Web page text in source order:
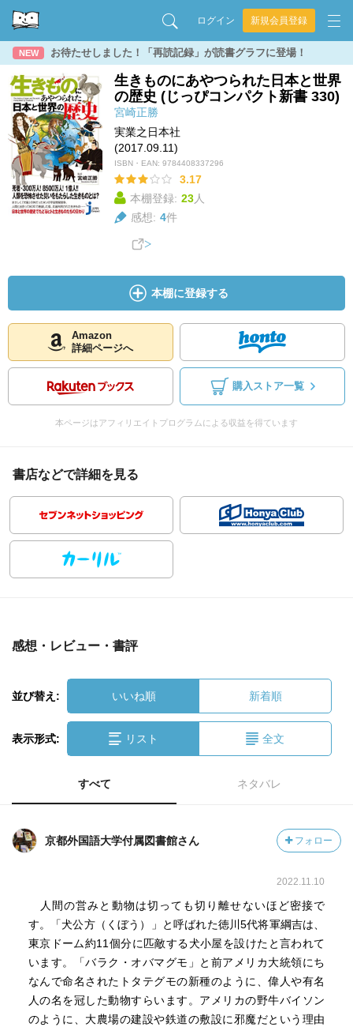
ログイン 新規会員登録
NEW お待たせしました！「再読記録」が読書グラフに登場！
生きものにあやつられた日本と世界
の歴史 (じっぴコンパクト新書 330)
宮崎正勝
実業之日本社
(2017.09.11)
ISBN・EAN: 9784408337296
3.17
本棚登録: 23人
感想: 4件
本棚に登録する
Amazon
詳細ページへ
購入ストア一覧
本ページはアフィリエイトプログラムによる収益を得ています
書店などで詳細を見る
感想・レビュー・書評
並び替え: いいね順 新着順
表示形式: リスト 全文
すべて ネタバレ
京都外国語大学付属図書館さん フォロー
2022.11.10
人間の営みと動物は切っても切り離せないほど密接で
す。「犬公方（くぼう）」と呼ばれた徳川5代将軍綱吉は、
東京ドーム約11個分に匹敵する犬小屋を設けたと言われて
います。「バラク・オバマグモ」と前アメリカ大統領にち
なんで命名されたトタテグモの新種のように、偉人や有名
人の名を冠した動物すらいます。アメリカの野牛バイソン
のように、大農場の建設や鉄道の敷設に邪魔だという理由